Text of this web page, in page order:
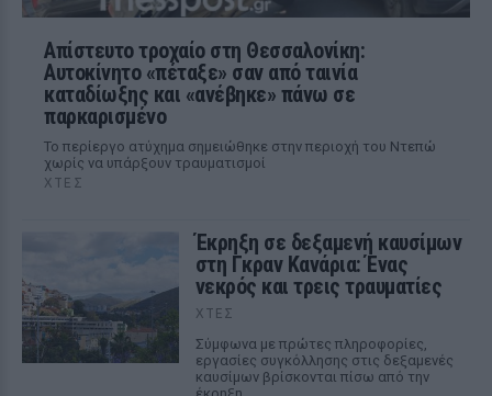
Απίστευτο τροχαίο στη Θεσσαλονίκη:
Αυτοκίνητο «πέταξε» σαν από ταινία
καταδίωξης και «ανέβηκε» πάνω σε
παρκαρισμένο
Το περίεργο ατύχημα σημειώθηκε στην περιοχή του Ντεπώ
χωρίς να υπάρξουν τραυματισμοί
ΧΤΕΣ
Έκρηξη σε δεξαμενή καυσίμων
στη Γκραν Κανάρια: Ένας
νεκρός και τρεις τραυματίες
ΧΤΕΣ
Σύμφωνα με πρώτες πληροφορίες,
εργασίες συγκόλλησης στις δεξαμενές
καυσίμων βρίσκονται πίσω από την